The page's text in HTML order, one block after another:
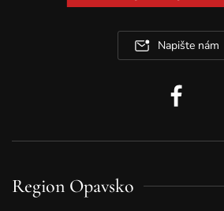
Napište nám
Region Opavsko